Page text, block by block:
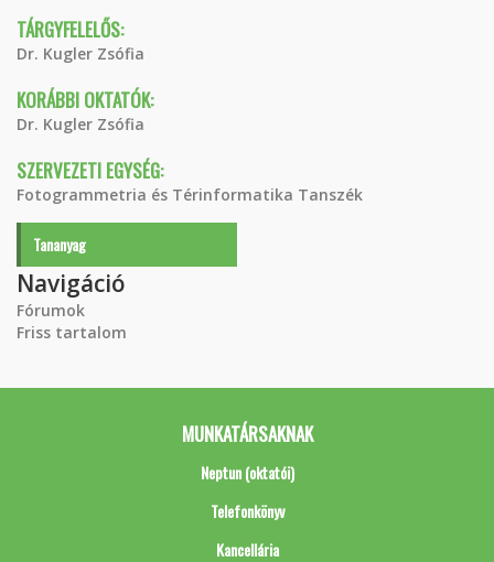
TÁRGYFELELŐS:
Dr. Kugler Zsófia
KORÁBBI OKTATÓK:
Dr. Kugler Zsófia
SZERVEZETI EGYSÉG:
Fotogrammetria és Térinformatika Tanszék
Tananyag
Navigáció
Fórumok
Friss tartalom
MUNKATÁRSAKNAK
Neptun (oktatói)
Telefonkönyv
Kancellária